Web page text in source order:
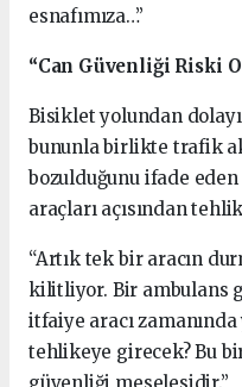
esnafımıza…”
“Can Güvenliği Riski
Bisiklet yolundan
bununla birlikte trafik
bozulduğunu ifade
araçları açısından
“Artık tek bir aracın
kilitliyor. Bir ambulans
itfaiye aracı
tehlikeye girecek? Bu